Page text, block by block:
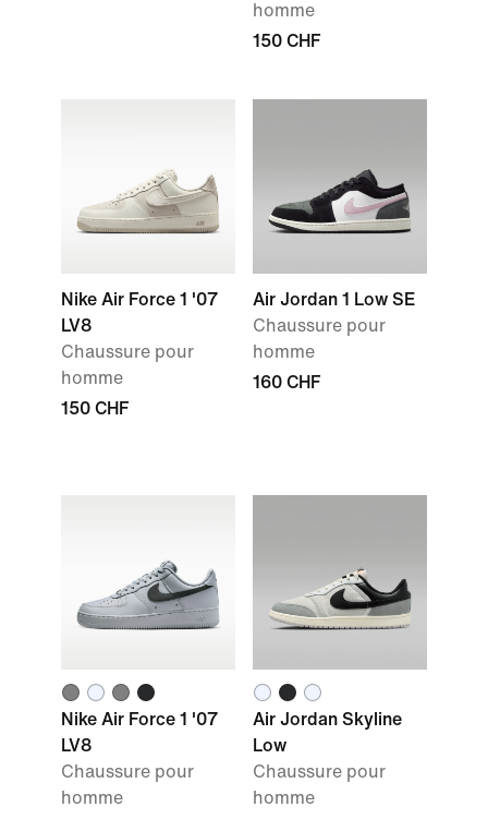
homme
150 CHF
Nike Air Force 1 '07
LV8
Chaussure pour
homme
150 CHF
Air Jordan 1 Low SE
Chaussure pour
homme
160 CHF
Nike Air Force 1 '07
LV8
Chaussure pour
homme
Air Jordan Skyline
Low
Chaussure pour
homme